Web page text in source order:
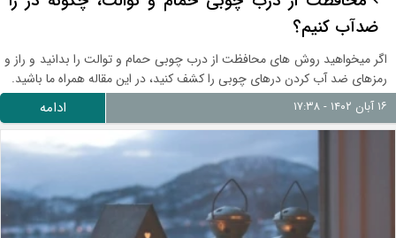
ضدآب کنیم؟
اگر میخواهید روش های محافظت از درب چوبی حمام و توالت را بدانید و راز و
رمزهای ضد آب کردن در‌های چوبی را کشف کنید، در این مقاله همراه ما باشید.
ادامه